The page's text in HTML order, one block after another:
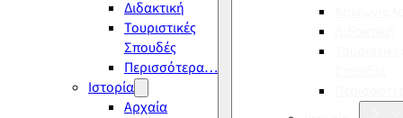
Διδακτική
Τουριστικές
Σπουδές
Περισσότερα…
Ιστορία
Αρχαία